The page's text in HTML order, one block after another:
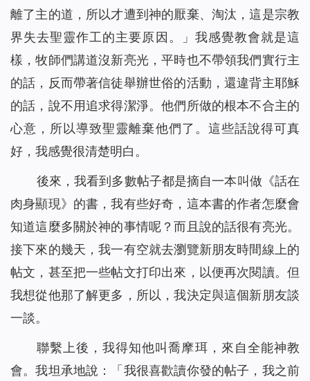
離了主的道，所以才遭到神的厭棄、淘汰，這是宗教
界失去聖靈作工的主要原因。」我感覺教會就是這
樣，牧師們講道沒新亮光，平時也不帶領我們實行主
的話，反而帶著信徒舉辦世俗的活動，還違背主耶穌
的話，說不用追求得潔淨。他們所做的根本不合主的
心意，所以導致聖靈離棄他們了。這些話說得可真
好，我感覺很清楚明白。
後來，我看到多數帖子都是摘自一本叫做《話在
肉身顯現》的書，我有些好奇，這本書的作者怎麼會
知道這麼多關於神的事情呢？而且說的話很有亮光。
接下來的幾天，我一有空就去瀏覽新朋友時間線上的
帖文，甚至把一些帖文打印出來，以便再次閱讀。但
我想從他那了解更多，所以，我決定與這個新朋友談
一談。
聯繫上後，我得知他叫喬摩珥，來自全能神教
會。我坦承地說：「我很喜歡讀你發的帖子，我之前